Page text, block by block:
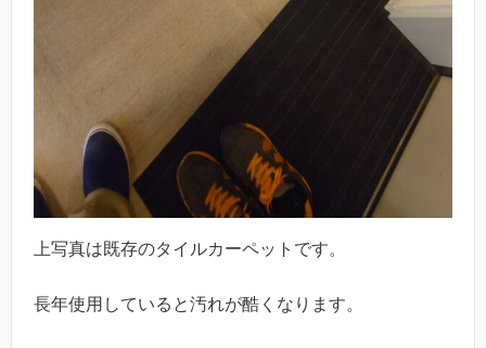
上写真は既存のタイルカーペットです。
長年使用していると汚れが酷くなります。